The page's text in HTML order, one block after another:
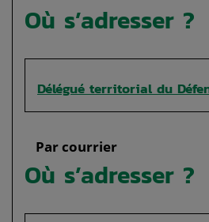
Où s’adresser ?
Délégué territorial du
Par courrier
Où s’adresser ?